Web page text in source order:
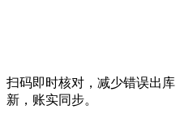
扫码即时核对， 减少错误出库
新，账实同步。